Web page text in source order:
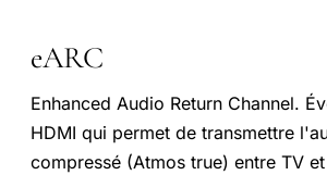
eARC
Enhanced Audio Return Channel.
HDMI qui permet de transmettre
compressé (Atmos true) entre TV